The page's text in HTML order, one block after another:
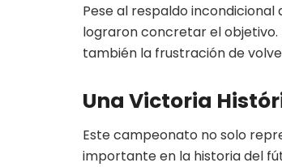
Pese al respaldo incondicional
lograron concretar el objetivo.
también la frustración de
Una Victoria
Este campeonato no solo
importante en la historia del